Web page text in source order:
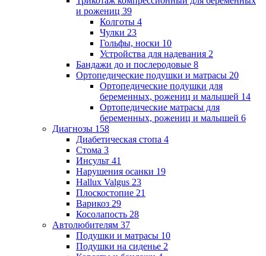
и рожениц 39
Колготы 4
Чулки 23
Гольфы, носки 10
Устройства для надевания 2
Бандажи до и послеродовые 8
Ортопедические подушки и матрасы 20
Ортопедические подушки для
беременных, рожениц и малышей 14
Ортопедические матрасы для
беременных, рожениц и малышей 6
Диагнозы 158
Диабетическая стопа 4
Стома 3
Инсульт 41
Нарушения осанки 19
Hallux Valgus 23
Плоскостопие 21
Варикоз 29
Косолапость 28
Автолюбителям 37
Подушки и матрасы 10
Подушки на сиденье 2